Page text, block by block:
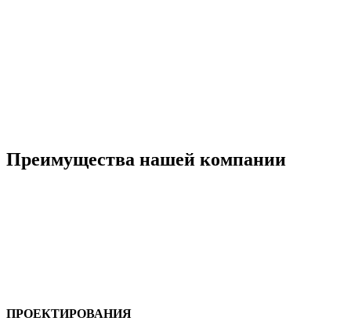
Преимущества нашей компании
ПРОЕКТИРОВАНИЯ